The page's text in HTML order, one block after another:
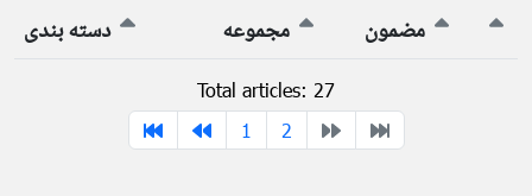
مضمون مجموعه دسته بندی
Total articles: 27
1
2